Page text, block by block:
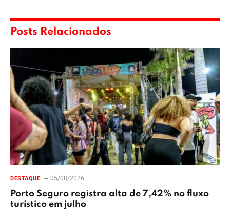
Posts Relacionados
DESTAQUE 05/08/2026
Porto Seguro registra alta de 7,42% no fluxo
turístico em julho